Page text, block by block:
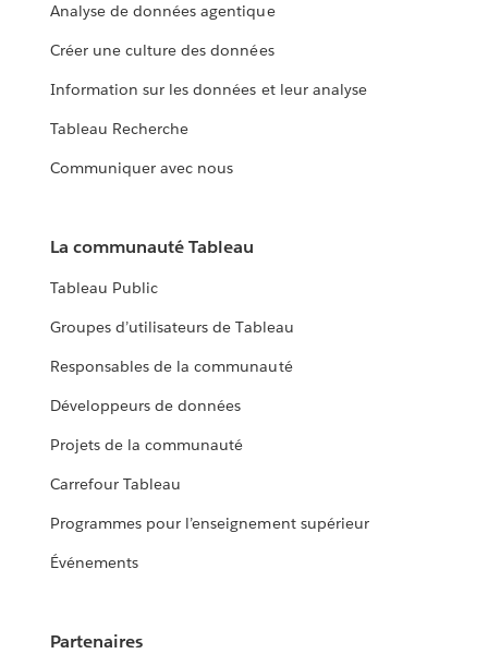
Analyse de données agentique
Créer une culture des données
Information sur les données et leur analyse
Tableau Recherche
Communiquer avec nous
La communauté Tableau
Tableau Public
Groupes d’utilisateurs de Tableau
Responsables de la communauté
Développeurs de données
Projets de la communauté
Carrefour Tableau
Programmes pour l’enseignement supérieur
Événements
Partenaires